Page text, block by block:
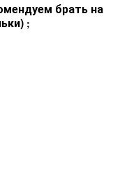
брать на
;